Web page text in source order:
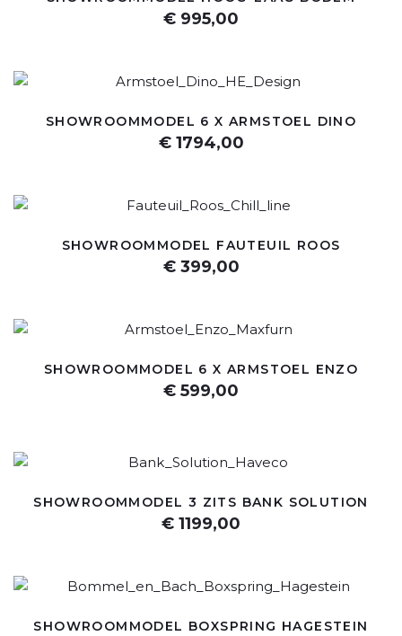
€ 995,00
SHOWROOMMODEL 6 X ARMSTOEL DINO
€ 1794,00
SHOWROOMMODEL FAUTEUIL ROOS
€ 399,00
SHOWROOMMODEL 6 X ARMSTOEL ENZO
€ 599,00
SHOWROOMMODEL 3 ZITS BANK SOLUTION
€ 1199,00
SHOWROOMMODEL BOXSPRING HAGESTEIN